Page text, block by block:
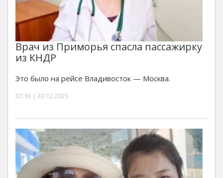
Врач из Приморья спасла пассажирку
из КНДР
Это было на рейсе Владивосток — Москва.
07:36 | 30.12.2025